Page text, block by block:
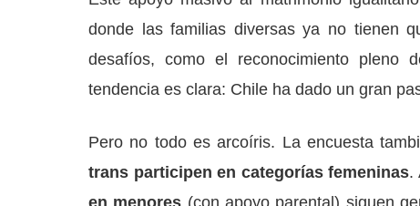
donde las familias diversas ya no tienen
desafíos, como el reconocimiento pleno
tendencia es clara: Chile ha dado un gran
Pero no todo es arcoíris. La encuesta
trans participen en categorías femeninas.
en menores (con apoyo parental) siguen